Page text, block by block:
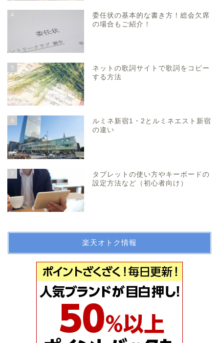
4
委任状の基本的な書き方！総会欠席
の場合もご紹介！
5
ネットの歌詞サイトで歌詞をコピー
する方法
6
ルミネ新宿1・2とルミネエスト新宿
の違い
7
タブレットの使い方やキーボードの
設定方法など（初心者向け）
楽天オトク情報